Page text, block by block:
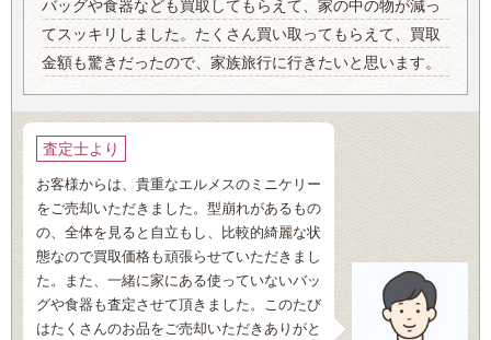
バッグや食器なども買取してもらえて、家の中の物が減っ
てスッキリしました。たくさん買い取ってもらえて、買取
金額も驚きだったので、家族旅行に行きたいと思います。
査定士より
お客様からは、貴重なエルメスのミニケリー
をご売却いただきました。型崩れがあるもの
の、全体を見ると自立もし、比較的綺麗な状
態なので買取価格も頑張らせていただきまし
た。また、一緒に家にある使っていないバッ
グや食器も査定させて頂きました。このたび
はたくさんのお品をご売却いただきありがと